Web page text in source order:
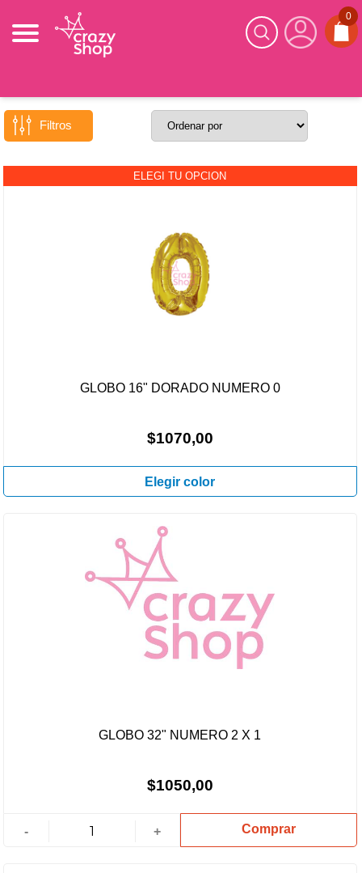
0
Filtros
ELEGI TU OPCION
GLOBO 16" DORADO NUMERO 0
$1070,00
Elegir color
GLOBO 32" NUMERO 2 X 1
$1050,00
- + Comprar